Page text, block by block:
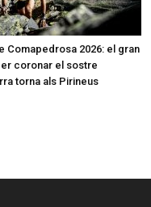
Comapedrosa 2026: el gran
coronar el sostre
torna als Pirineus